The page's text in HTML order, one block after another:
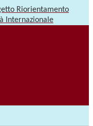
Riorientamento
Internazionale